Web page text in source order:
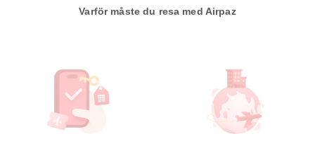
Varför måste du resa med Airpaz